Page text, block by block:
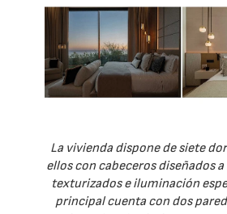
La vivienda dispone de siete
ellos con cabeceros diseñados
texturizados e iluminación
principal cuenta con dos